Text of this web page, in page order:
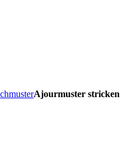
Ajourmuster stricken